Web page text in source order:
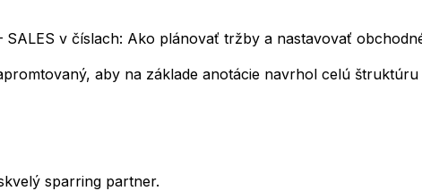
SALES v číslach: Ako plánovať tržby a nastavovať
aby na základe anotácie navrhol celú štruktúru
sparring partner.